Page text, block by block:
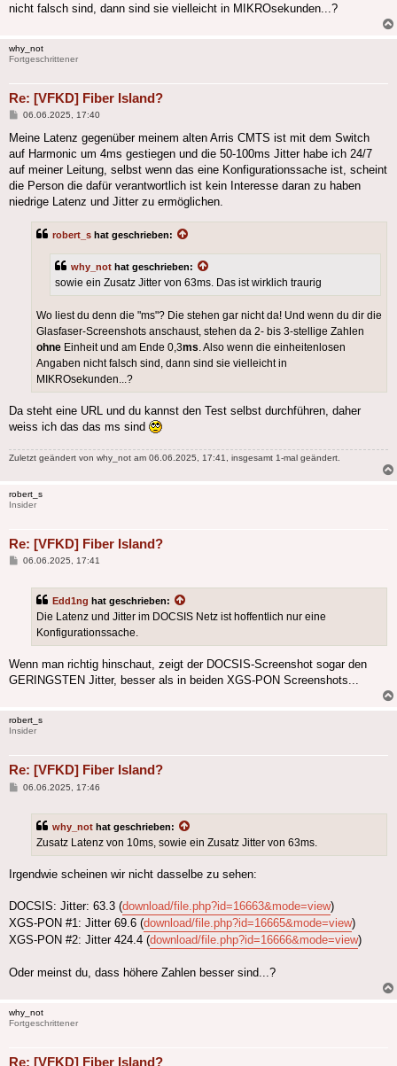
nicht falsch sind, dann sind sie vielleicht in MIKROsekunden...?
why_not
Fortgeschrittener
Re: [VFKD] Fiber Island?
Beitrag
06.06.2025, 17:40
Meine Latenz gegenüber meinem alten Arris CMTS ist mit dem Switch
auf Harmonic um 4ms gestiegen und die 50-100ms Jitter habe ich 24/7
auf meiner Leitung, selbst wenn das eine Konfigurationssache ist, scheint
die Person die dafür verantwortlich ist kein Interesse daran zu haben
niedrige Latenz und Jitter zu ermöglichen.
robert_s hat geschrieben:
why_not hat geschrieben:
sowie ein Zusatz Jitter von 63ms. Das ist wirklich traurig
Wo liest du denn die "ms"? Die stehen gar nicht da! Und wenn du dir die
Glasfaser-Screenshots anschaust, stehen da 2- bis 3-stellige Zahlen
ohne Einheit und am Ende 0,3ms . Also wenn die einheitenlosen
Angaben nicht falsch sind, dann sind sie vielleicht in
MIKROsekunden...?
Da steht eine URL und du kannst den Test selbst durchführen, daher
weiss ich das das ms sind
Zuletzt geändert von why_not am 06.06.2025, 17:41, insgesamt 1-mal geändert.
robert_s
Insider
Re: [VFKD] Fiber Island?
Beitrag
06.06.2025, 17:41
Edd1ng hat geschrieben:
Die Latenz und Jitter im DOCSIS Netz ist hoffentlich nur eine
Konfigurationssache.
Wenn man richtig hinschaut, zeigt der DOCSIS-Screenshot sogar den
GERINGSTEN Jitter, besser als in beiden XGS-PON Screenshots...
robert_s
Insider
Re: [VFKD] Fiber Island?
Beitrag
06.06.2025, 17:46
why_not hat geschrieben:
Zusatz Latenz von 10ms, sowie ein Zusatz Jitter von 63ms.
Irgendwie scheinen wir nicht dasselbe zu sehen:
DOCSIS: Jitter: 63.3 (download/file.php?id=16663&mode=view)
XGS-PON #1: Jitter 69.6 (download/file.php?id=16665&mode=view)
XGS-PON #2: Jitter 424.4 (download/file.php?id=16666&mode=view)
Oder meinst du, dass höhere Zahlen besser sind...?
why_not
Fortgeschrittener
Re: [VFKD] Fiber Island?